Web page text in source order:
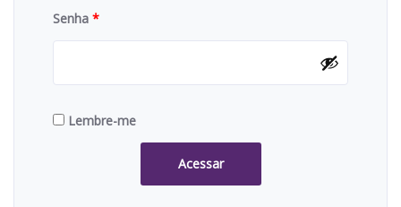
Senha *
Lembre-me
Acessar